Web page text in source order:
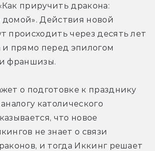
приручить дракона:
Действия новой
происходить через десять лет
прямо перед эпилогом
франшизы.
о подготовке к празднику
католического
что новое
не знает о связи
и тогда Иккинг решает